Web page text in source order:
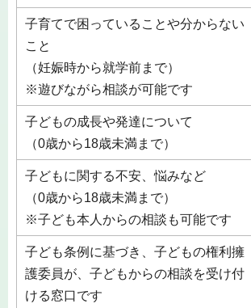
子育てで困っていることや分からない
こと
（妊娠時から就学前まで）
※遊びながら相談が可能です
子どもの成長や発達について
（0歳から18歳未満まで）
子どもに関する不安、悩みなど
（0歳から18歳未満まで）
※子ども本人からの相談も可能です
子ども条例に基づき、子どもの権利擁
護委員が、子どもからの相談を受け付
ける窓口です